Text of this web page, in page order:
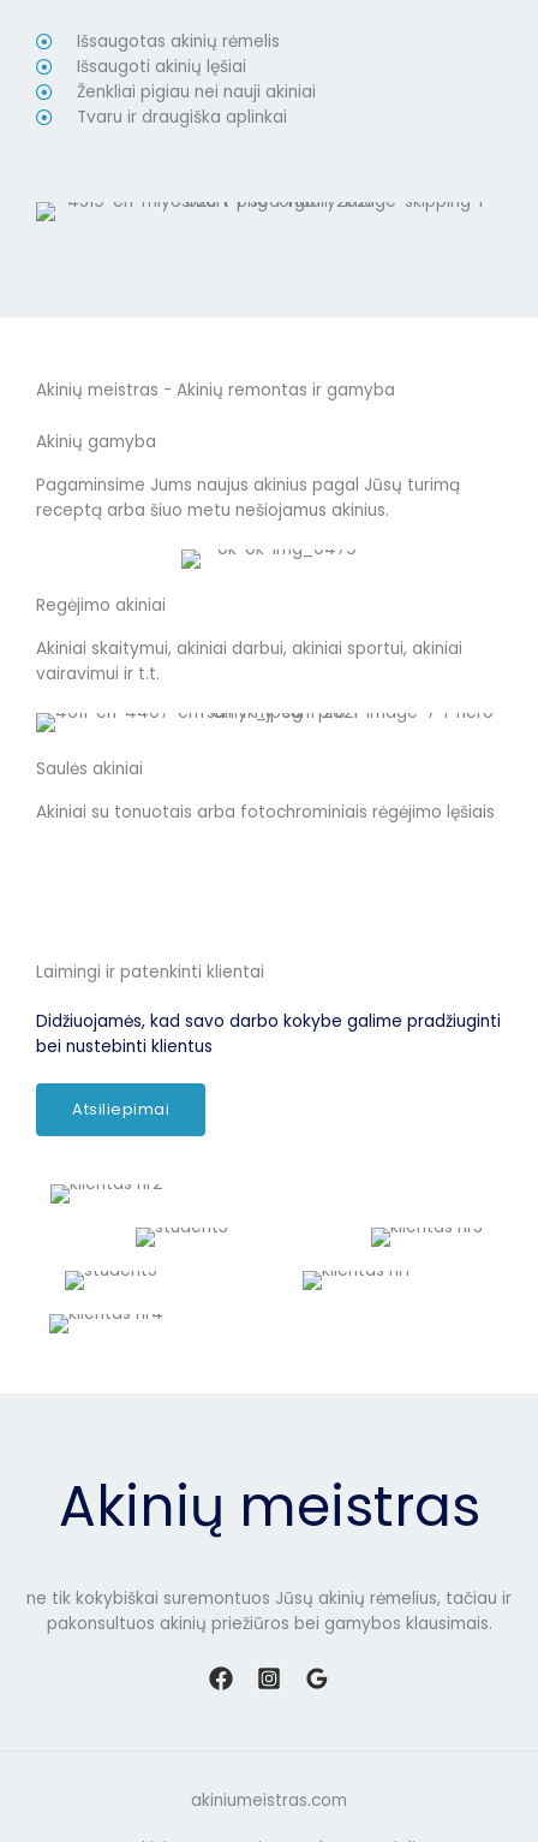
Išsaugotas akinių rėmelis
Išsaugoti akinių lęšiai
Ženkliai pigiau nei nauji akiniai
Tvaru ir draugiška aplinkai
Akinių meistras - Akinių remontas ir gamyba
Akinių gamyba
Pagaminsime Jums naujus akinius pagal Jūsų turimą
receptą arba šiuo metu nešiojamus akinius.
Regėjimo akiniai
Akiniai skaitymui, akiniai darbui, akiniai sportui, akiniai
vairavimui ir t.t.
Saulės akiniai
Akiniai su tonuotais arba fotochrominiais rėgėjimo lęšiais
Laimingi ir patenkinti klientai
Didžiuojamės, kad savo darbo kokybe galime pradžiuginti
bei nustebinti klientus
Atsiliepimai
Akinių meistras
ne tik kokybiškai suremontuos Jūsų akinių rėmelius, tačiau ir
pakonsultuos akinių priežiūros bei gamybos klausimais.
akiniumeistras.com